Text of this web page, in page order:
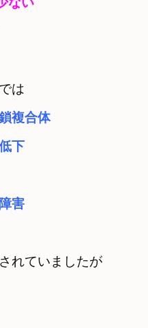
は
複合体
下
害
れていましたが